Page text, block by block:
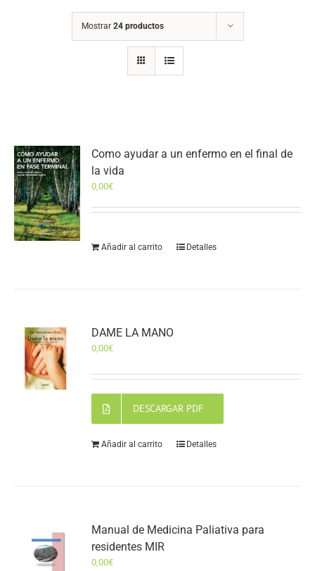
Mostrar 24 productos
Como ayudar a un enfermo en el final de
la vida
0,00€
Añadir al carrito Detalles
DAME LA MANO
0,00€
DESCARGAR PDF
Añadir al carrito Detalles
Manual de Medicina Paliativa para
residentes MIR
0,00€